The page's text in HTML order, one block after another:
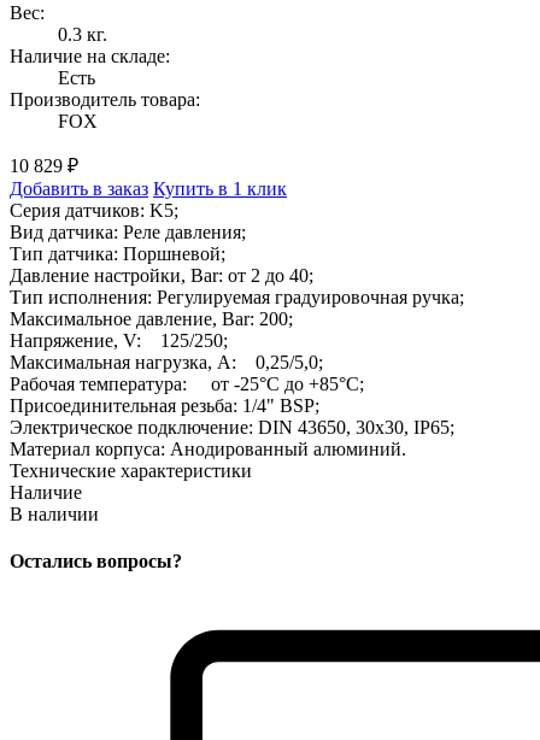
Вес:
0.3 кг.
Наличие на складе:
Есть
Производитель товара:
FOX
10 829 ₽
Добавить в заказ Купить в 1 клик
Серия датчиков: K5;
Вид датчика: Реле давления;
Тип датчика: Поршневой;
Давление настройки, Bar: от 2 до 40;
Тип исполнения: Регулируемая градуировочная ручка;
Максимальное давление, Bar: 200;
Напряжение, V: 125/250;
Максимальная нагрузка, A: 0,25/5,0;
Рабочая температура: от -25°C до +85°C;
Присоединительная резьба: 1/4" BSP;
Электрическое подключение: DIN 43650, 30x30, IP65;
Материал корпуса: Анодированный алюминий.
Технические характеристики
Наличие
В наличии
Остались вопросы?